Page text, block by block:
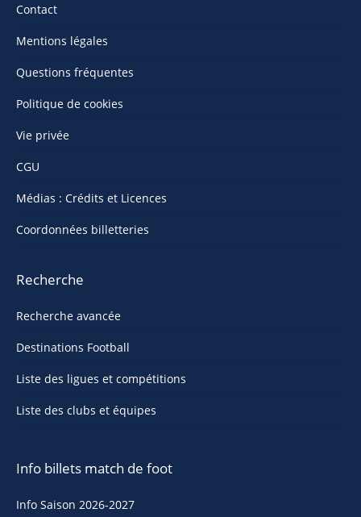
Contact
Mentions légales
Questions fréquentes
Politique de cookies
Vie privée
CGU
Médias : Crédits et Licences
Coordonnées billetteries
Recherche
Recherche avancée
Destinations Football
Liste des ligues et compétitions
Liste des clubs et équipes
Info billets match de foot
Info Saison 2026-2027